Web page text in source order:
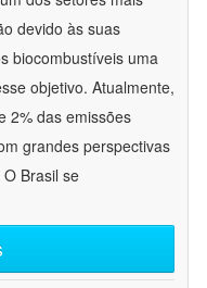
devido às suas
biocombustíveis uma
objetivo. Atualmente,
2% das emissões
grandes perspectivas
Brasil se